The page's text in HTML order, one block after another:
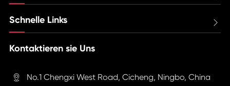
Schnelle Links 
Kontaktieren sie Uns
 No.1 Chengxi West Road, Cicheng, Ningbo, China